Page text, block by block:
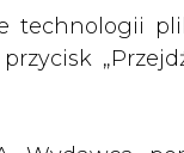
technologii
o